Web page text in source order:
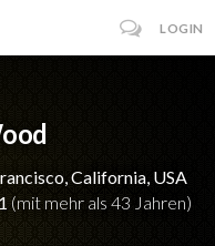
LOGIN
California, USA
(mit mehr als 43 Jahren)